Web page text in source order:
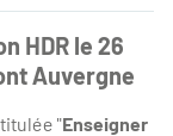
HDR le 26
Auvergne
"Enseigner